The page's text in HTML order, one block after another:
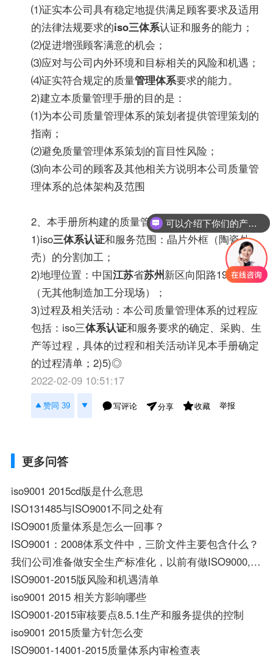
⑴证实本公司具有稳定地提供满足顾客要求及适用
的法律法规要求的iso三体系认证和服务的能力；
⑵促进增强顾客满意的机会；
⑶应对与公司内外环境和目标相关的风险和机遇；
⑷证实符合规定的质量管理体系要求的能力。
2)建立本质量管理手册的目的是：
⑴为本公司质量管理体系的策划者提供管理策划的
指南；
⑵避免质量管理体系策划的盲目性风险；
⑶向本公司的顾客及其他相关方说明本公司质量管
理体系的总体架构及范围
2、本手册所构建的质量管理体系的范围：
1)iso三体系认证和服务范围：晶片外框（陶瓷外
壳）的分割加工；
2)地理位置：中国江苏省苏州新区向阳路198号
（无其他制造加工分现场）；
3)过程及相关活动：本公司质量管理体系的过程应
包括：iso三体系认证和服务要求的确定、采购、生
产等过程，具体的过程和相关活动详见本手册确定
的过程清单；2)5)◎
2022-02-09 10:51:17
赞同 39 写评论 分享 收藏 举报
更多问答
iso9001 2015cd版是什么意思
ISO131485与ISO9001不同之处有
ISO9001质量体系是怎么一回事？
ISO9001：2008体系文件中，三阶文件主要包含什么？
我们公司准备做安全生产标准化，以前有做ISO9000,现在能融合吗
ISO9001-2015版风险和机遇清单
iso9001 2015 相关方影响哪些
ISO9001-2015审核要点8.5.1生产和服务提供的控制
iso9001 2015质量方针怎么变
ISO9001-14001-2015质量体系内审检查表
可以介绍下你们的产品么？